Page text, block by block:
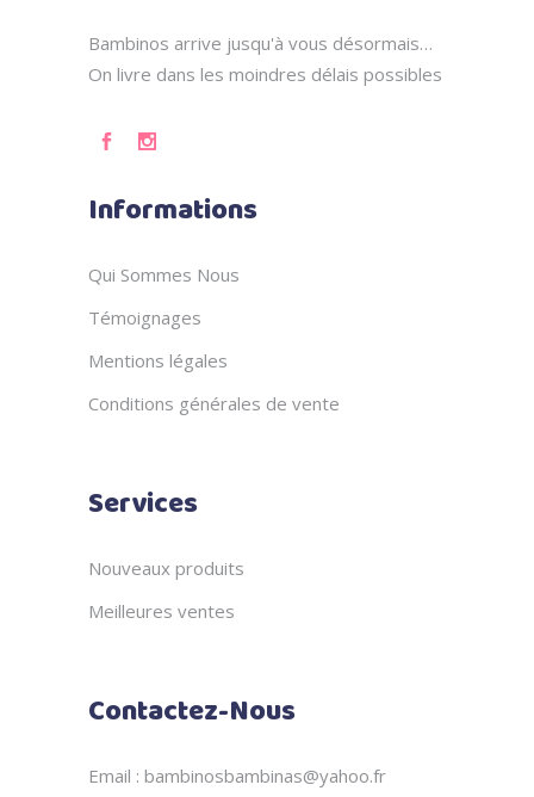
Bambinos arrive jusqu'à vous désormais…
On livre dans les moindres délais possibles
Informations
Qui Sommes Nous
Témoignages
Mentions légales
Conditions générales de vente
Services
Nouveaux produits
Meilleures ventes
Contactez-Nous
Email : bambinosbambinas@yahoo.fr